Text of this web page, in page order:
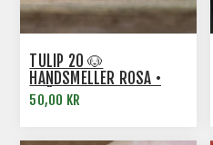
TULIP 20 🐶
HANDSMELLER ROSA •
TVÅ-I-ETT
50,00 KR